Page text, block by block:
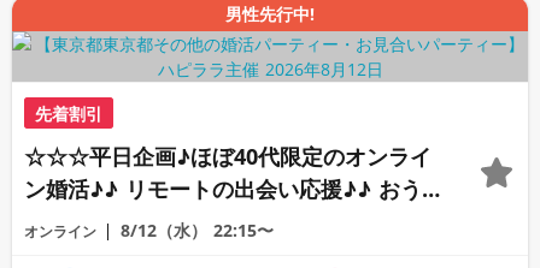
男性先行中!
先着割引
☆☆☆平日企画♪ほぼ40代限定のオンライ
ン婚活♪♪ リモートの出会い応援♪♪ おう
ちで乾杯しませんか♪♪ ☆全国の方が対象
オンライン 8/12（水） 22:15〜